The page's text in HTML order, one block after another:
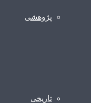
پژوهشی
تاریخی